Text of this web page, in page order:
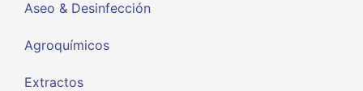
Aseo & Desinfección
Agroquímicos
Extractos